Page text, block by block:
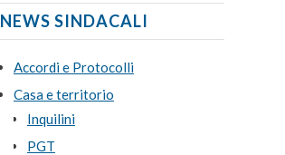
NEWS SINDACALI
Accordi e Protocolli
Casa e territorio
Inquilini
PGT